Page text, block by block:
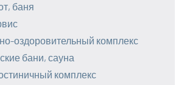
баня
оздоровительный комплекс
бани, сауна
комплекс